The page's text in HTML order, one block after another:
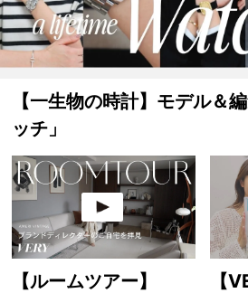
【一生物の時計】モデル＆
ッチ」
【ルームツアー】
【